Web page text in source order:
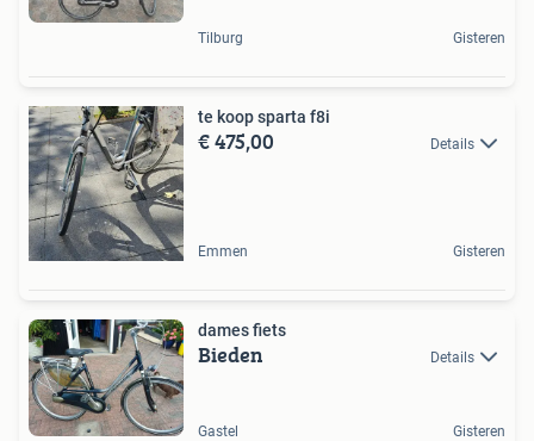
Tilburg Gisteren
te koop sparta f8i
€ 475,00 Details
Emmen Gisteren
dames fiets
Bieden Details
Gastel Gisteren